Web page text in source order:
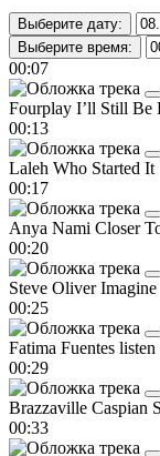
Выберите дату:
Выберите время:
00:07
Fourplay I’ll Still Be
00:13
Laleh Who Started It
00:17
Anya Nami Closer
00:20
Steve OliverImagine
00:25
Fatima Fuentes listen
00:29
Brazzaville Caspian
00:33